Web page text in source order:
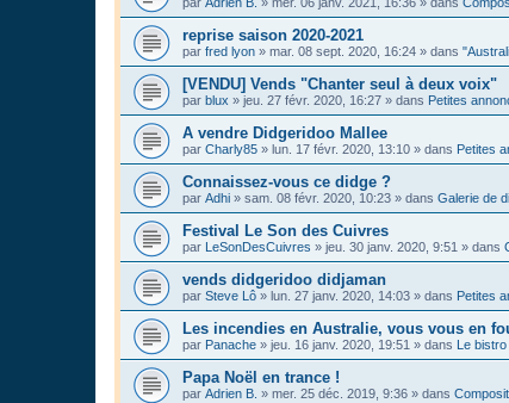
reprise saison 2020-2021
par fred lyon » mar. 08 sept. 2020, 16:24 » dans
[VENDU] Vends "Chanter seul à deux voix"
par blux » jeu. 27 févr. 2020, 16:27 » dans Petites
A vendre Didgeridoo Mallee
par Charly85 » lun. 17 févr. 2020, 13:10 » dans Petites
Connaissez-vous ce didge ?
par Adhi » sam. 08 févr. 2020, 10:23 » dans Galerie de
Festival Le Son des Cuivres
par LeSonDesCuivres » jeu. 30 janv. 2020, 9:51 » dans
vends didgeridoo didjaman
par Steve Lô » lun. 27 janv. 2020, 14:03 » dans Petites
Les incendies en Australie, vous vous en
par Panache » jeu. 16 janv. 2020, 19:51 » dans Le bistro
Papa Noël en trance !
par Adrien B. » mer. 25 déc. 2019, 9:36 » dans